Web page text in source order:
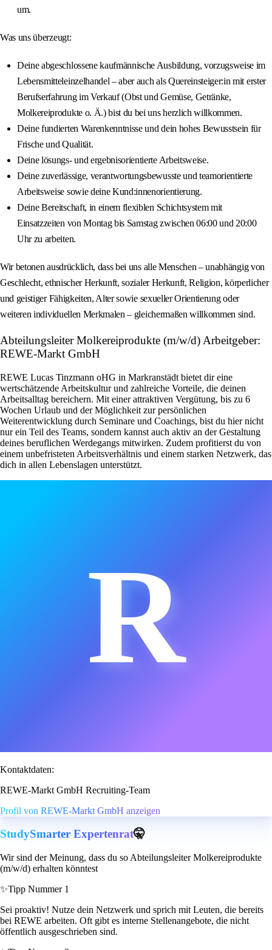
um.
Was uns überzeugt:
Deine abgeschlossene kaufmännische Ausbildung, vorzugsweise im
Lebensmitteleinzelhandel – aber auch als Quereinsteiger:in mit erster
Berufserfahrung im Verkauf (Obst und Gemüse, Getränke,
Molkereiprodukte o. Ä.) bist du bei uns herzlich willkommen.
Deine fundierten Warenkenntnisse und dein hohes Bewusstsein für
Frische und Qualität.
Deine lösungs- und ergebnisorientierte Arbeitsweise.
Deine zuverlässige, verantwortungsbewusste und teamorientierte
Arbeitsweise sowie deine Kund:innenorientierung.
Deine Bereitschaft, in einem flexiblen Schichtsystem mit
Einsatzzeiten von Montag bis Samstag zwischen 06:00 und 20:00
Uhr zu arbeiten.
Wir betonen ausdrücklich, dass bei uns alle Menschen – unabhängig von
Geschlecht, ethnischer Herkunft, sozialer Herkunft, Religion, körperlicher
und geistiger Fähigkeiten, Alter sowie sexueller Orientierung oder
weiteren individuellen Merkmalen – gleichermaßen willkommen sind.
Abteilungsleiter Molkereiprodukte (m/w/d) Arbeitgeber:
REWE-Markt GmbH
REWE Lucas Tinzmann oHG in Markranstädt bietet dir eine
wertschätzende Arbeitskultur und zahlreiche Vorteile, die deinen
Arbeitsalltag bereichern. Mit einer attraktiven Vergütung, bis zu 6
Wochen Urlaub und der Möglichkeit zur persönlichen
Weiterentwicklung durch Seminare und Coachings, bist du hier nicht
nur ein Teil des Teams, sondern kannst auch aktiv an der Gestaltung
deines beruflichen Werdegangs mitwirken. Zudem profitierst du von
einem unbefristeten Arbeitsverhältnis und einem starken Netzwerk, das
dich in allen Lebenslagen unterstützt.
R
Kontaktdaten:
REWE-Markt GmbH Recruiting-Team
Profil von REWE-Markt GmbH anzeigen
StudySmarter Expertenrat🤫
Wir sind der Meinung, dass du so Abteilungsleiter Molkereiprodukte
(m/w/d) erhalten könntest
✨Tipp Nummer 1
Sei proaktiv! Nutze dein Netzwerk und sprich mit Leuten, die bereits
bei REWE arbeiten. Oft gibt es interne Stellenangebote, die nicht
öffentlich ausgeschrieben sind.